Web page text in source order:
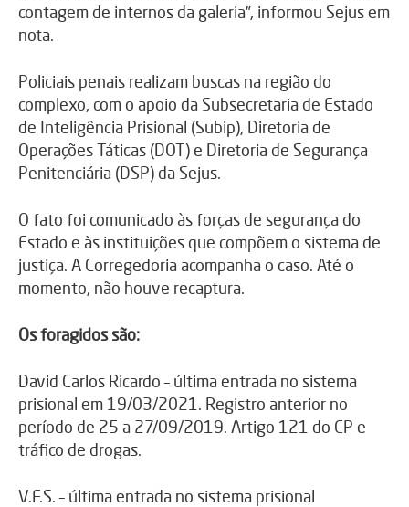
contagem de internos da galeria”, informou Sejus em
nota.
Policiais penais realizam buscas na região do
complexo, com o apoio da Subsecretaria de Estado
de Inteligência Prisional (Subip), Diretoria de
Operações Táticas (DOT) e Diretoria de Segurança
Penitenciária (DSP) da Sejus.
O fato foi comunicado às forças de segurança do
Estado e às instituições que compõem o sistema de
justiça. A Corregedoria acompanha o caso. Até o
momento, não houve recaptura.
Os foragidos são:
David Carlos Ricardo – última entrada no sistema
prisional em 19/03/2021. Registro anterior no
período de 25 a 27/09/2019. Artigo 121 do CP e
tráfico de drogas.
V.F.S. – última entrada no sistema prisional